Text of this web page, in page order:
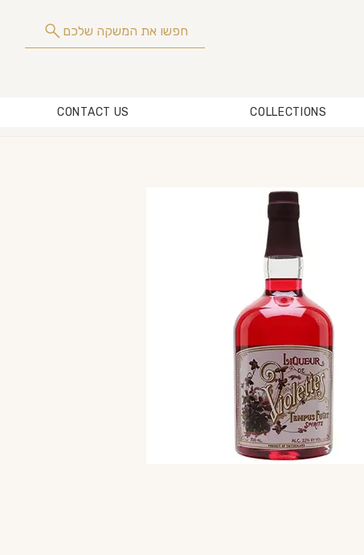
חפשו את המשקה שלכם
CONTACT US COLLECTIONS